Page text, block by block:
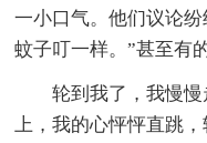
一小口气。他们议论
蚊子叮一样。”甚至有
轮到我了，我慢
上，我的心怦怦直跳